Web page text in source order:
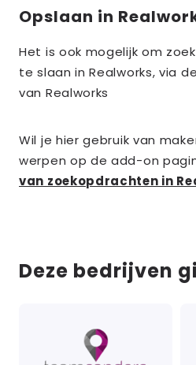
Opslaan in
Het is ook mogelijk om
te slaan in Realworks, via
van Realworks
Wil je hier gebruik van
werpen op de add-on
van zoekopdrachten in
Deze bedrijven